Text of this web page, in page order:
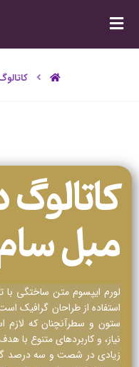
مبل
لورم ایپسوم متن ساختگی با
استفاده از طراحان گرافیک
ستون و سطرآنچنان که لازم
نیاز، و کاربردهای متنوع با
زیادی در شصت و سه درصد